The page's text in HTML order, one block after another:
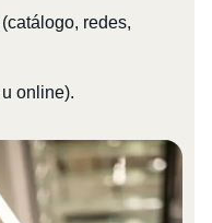
redes,
online).